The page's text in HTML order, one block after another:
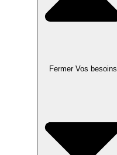
Fermer Vos besoins